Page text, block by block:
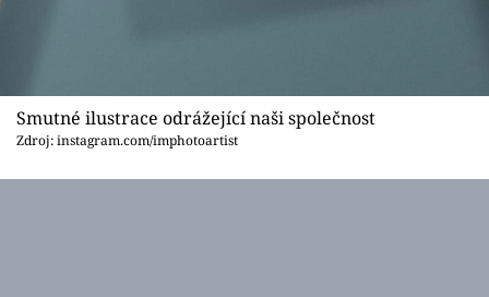
Smutné ilustrace odrážející naši společnost
Zdroj: instagram.com/imphotoartist